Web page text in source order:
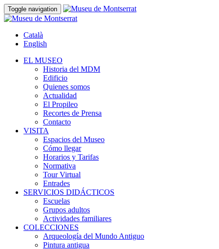
Toggle navigation
Català
English
EL MUSEO
Historia del MDM
Edificio
Quienes somos
Actualidad
El Propileo
Recortes de Prensa
Contacto
VISITA
Espacios del Museo
Cómo llegar
Horarios y Tarifas
Normativa
Tour Virtual
Entrades
SERVICIOS DIDÁCTICOS
Escuelas
Grupos adultos
Actividades familiares
COLECCIONES
Arqueología del Mundo Antiguo
Pintura antigua